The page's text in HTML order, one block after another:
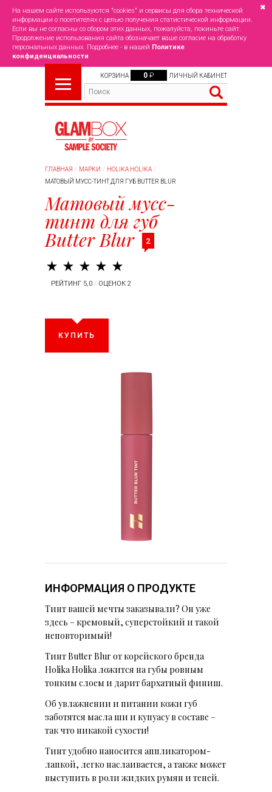
На нашем сайте используются "cookies" и сервисы для сбора технической
информации о посетителях с целью получения статистической информации.
Если вы не согласны со сбором этих данных, пожалуйста, покиньте сайт.
Продолжение использования сайта обозначает ваше согласие на обработку
персональных данных. Подробнее - в нашей Политике
конфиденциальности
✖
КОРЗИНА 0 ₽ ЛИЧНЫЙ КАБИНЕТ
ГЛАВНАЯ МАРКИ
HOLIKA HOLIKA
МАТОВЫЙ МУСС-ТИНТ ДЛЯ ГУБ BUTTER BLUR
Матовый мусс-
тинт для губ
Butter Blur 2
РЕЙТИНГ 5,0 / ОЦЕНОК 2
КУПИТЬ
ИНФОРМАЦИЯ О ПРОДУКТЕ
Тинт вашей мечты заказывали? Он уже
здесь – кремовый, суперстойкий и такой
неповторимый!
Тинт Butter Blur от корейского бренда
Holika Holika ложится на губы ровным
тонким слоем и дарит бархатный финиш.
Об увлажнении и питании кожи губ
заботятся масла ши и купуасу в составе –
так что никакой сухости!
Тинт удобно наносится аппликатором-
лапкой, легко наслаивается, а также может
выступить в роли жидких румян и теней.